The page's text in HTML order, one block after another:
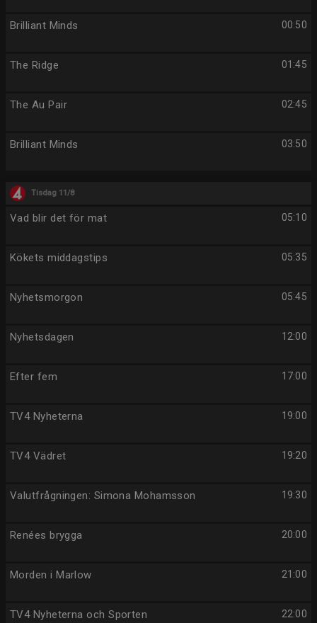
00:50
Brilliant Minds
01:45
The Ridge
02:45
The Au Pair
03:50
Brilliant Minds
Tisdag 11/8
05:10
Vad blir det för mat
05:35
Kökets middagstips
05:45
Nyhetsmorgon
12:00
Nyhetsdagen
17:00
Efter fem
19:00
TV4 Nyheterna
19:20
TV4 Vädret
19:30
Valutfrågningen: Simona Mohamsson
20:00
Renées brygga
21:00
Morden i Marlow
22:00
TV4 Nyheterna och Sporten